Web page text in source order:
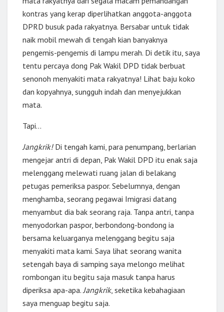
kontras yang kerap diperlihatkan anggota-anggota
DPRD busuk pada rakyatnya. Bersabar untuk tidak
naik mobil mewah di tengah kian banyaknya
pengemis-pengemis di lampu merah. Di detik itu, saya
tentu percaya dong Pak Wakil DPD tidak berbuat
senonoh menyakiti mata rakyatnya! Lihat baju koko
dan kopyahnya, sungguh indah dan menyejukkan
mata.
Tapi…
Jangkrik!Di tengah kami, para penumpang, berlarian
mengejar antri di depan, Pak Wakil DPD itu enak saja
melenggang melewati ruang jalan di belakang
petugas pemeriksa paspor. Sebelumnya, dengan
menghamba, seorang pegawai Imigrasi datang
menyambut dia bak seorang raja. Tanpa antri, tanpa
menyodorkan paspor, berbondong-bondong ia
bersama keluarganya melenggang begitu saja
menyakiti mata kami. Saya lihat seorang wanita
setengah baya di samping saya melongo melihat
rombongan itu begitu saja masuk tanpa harus
diperiksa apa-apa.Jangkrik, seketika kebahagiaan
saya menguap begitu saja.